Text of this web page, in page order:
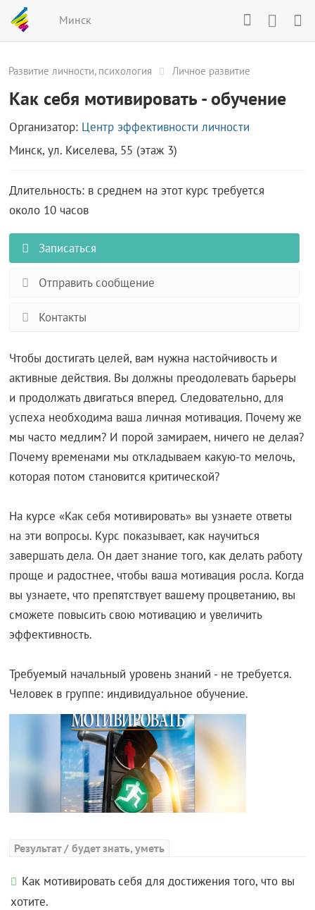
Минск
Развитие личности, психология Личное развитие
Как себя мотивировать - обучение
Организатор: Центр эффективности личности
Минск, ул. Киселева, 55 (этаж 3)
Длительность: в среднем на этот курс требуется
около 10 часов
Записаться
Отправить сообщение
Контакты
Чтобы достигать целей, вам нужна настойчивость и
активные действия. Вы должны преодолевать барьеры
и продолжать двигаться вперед. Следовательно, для
успеха необходима ваша личная мотивация. Почему же
мы часто медлим? И порой замираем, ничего не делая?
Почему временами мы откладываем какую-то мелочь,
которая потом становится критической?
На курсе «Как себя мотивировать» вы узнаете ответы
на эти вопросы. Курс показывает, как научиться
завершать дела. Он дает знание того, как делать работу
проще и радостнее, чтобы ваша мотивация росла. Когда
вы узнаете, что препятствует вашему процветанию, вы
сможете повысить свою мотивацию и увеличить
эффективность.
Требуемый начальный уровень знаний - не требуется.
Человек в группе: индивидуальное обучение.
Результат / будет знать, уметь
Как мотивировать себя для достижения того, что вы
хотите.